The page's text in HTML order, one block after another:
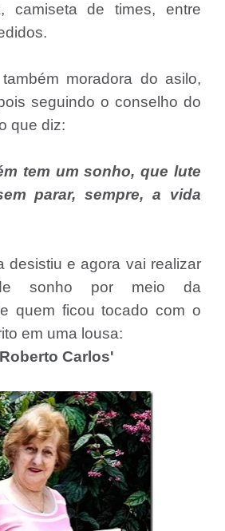
camiseta de times, entre
moradora do asilo,
seguindo o conselho do
que diz:
tem um sonho, que lute
parar, sempre, a vida
desistiu e agora vai realizar
sonho por meio da
quem ficou tocado com o
em uma lousa:
Carlos'